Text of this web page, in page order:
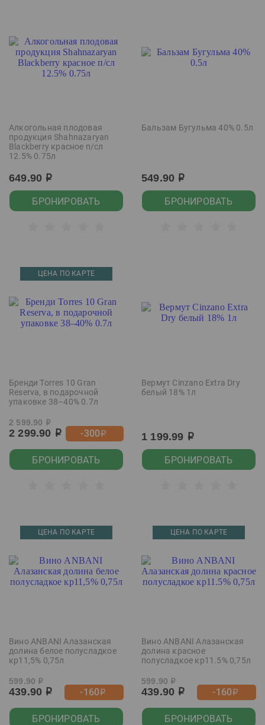
Алкогольная плодовая
продукция Shahnazaryan
Blackberry красное п/сл
12.5% 0.75л
649.90 р
БРОНИРОВАТЬ
Бальзам Бугульма 40% 0.5л
549.90 р
БРОНИРОВАТЬ
ЦЕНА ПО КАРТЕ
Бренди Torres 10 Gran
Reserva, в подарочной
упаковке 38–40% 0.7л
2 599.90 р
2 299.90 р -300р
БРОНИРОВАТЬ
Вермут Cinzano Extra Dry
белый 18% 1л
1 199.99 р
БРОНИРОВАТЬ
ЦЕНА ПО КАРТЕ
Вино ANBANI Алазанская
долина белое полусладкое
кр11,5% 0,75л
599.90 р
439.90 р -160р
БРОНИРОВАТЬ
ЦЕНА ПО КАРТЕ
Вино ANBANI Алазанская
долина красное
полусладкое кр11.5% 0,75л
599.90 р
439.90 р -160р
БРОНИРОВАТЬ